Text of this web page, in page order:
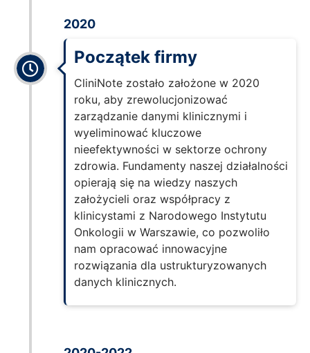
2020
Początek firmy
CliniNote zostało założone w 2020
roku, aby zrewolucjonizować
zarządzanie danymi klinicznymi i
wyeliminować kluczowe
nieefektywności w sektorze ochrony
zdrowia. Fundamenty naszej działalności
opierają się na wiedzy naszych
założycieli oraz współpracy z
klinicystami z Narodowego Instytutu
Onkologii w Warszawie, co pozwoliło
nam opracować innowacyjne
rozwiązania dla ustrukturyzowanych
danych klinicznych.